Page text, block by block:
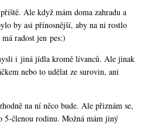
Ale když mám doma zahradu a
by asi přínosnější, aby na ni rostlo
radost jen pes:)
i jiná jídla kromě lívanců. Ale jinak
nebo to udělat ze surovin, ani
na ní něco bude. Ale přiznám se,
5-členou rodinu. Možná mám jiný